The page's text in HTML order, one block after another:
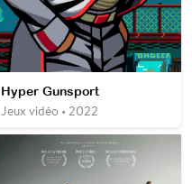
Hyper Gunsport
Jeux vidéo • 2022